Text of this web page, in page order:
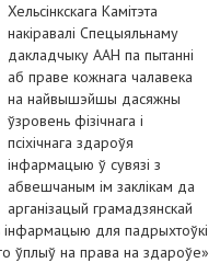
Хельсінкскага Камітэта
накіравалі Спецыяльнаму
дакладчыку ААН па пытанні
аб праве кожнага чалавека
на найвышэйшы дасяжны
ўзровень фізічнага і
псіхічнага здароўя
інфармацыю ў сувязі з
абвешчаным ім заклікам да
арганізацый грамадзянскай
інфармацыю для падрыхтоўкі
ўплыў на права на здароўе»